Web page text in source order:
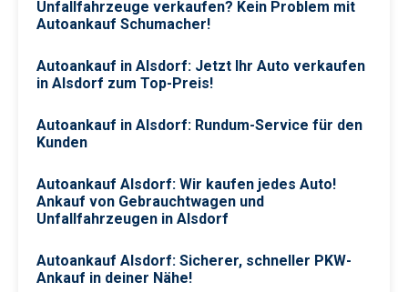
Unfallfahrzeuge verkaufen? Kein Problem mit
Autoankauf Schumacher!
Autoankauf in Alsdorf: Jetzt Ihr Auto verkaufen
in Alsdorf zum Top-Preis!
Autoankauf in Alsdorf: Rundum-Service für den
Kunden
Autoankauf Alsdorf: Wir kaufen jedes Auto!
Ankauf von Gebrauchtwagen und
Unfallfahrzeugen in Alsdorf
Autoankauf Alsdorf: Sicherer, schneller PKW-
Ankauf in deiner Nähe!